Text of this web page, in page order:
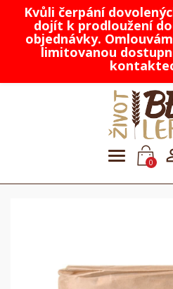
Kvůli čerpání
dojít k prodloužení
objednávky.
limitovanou
0